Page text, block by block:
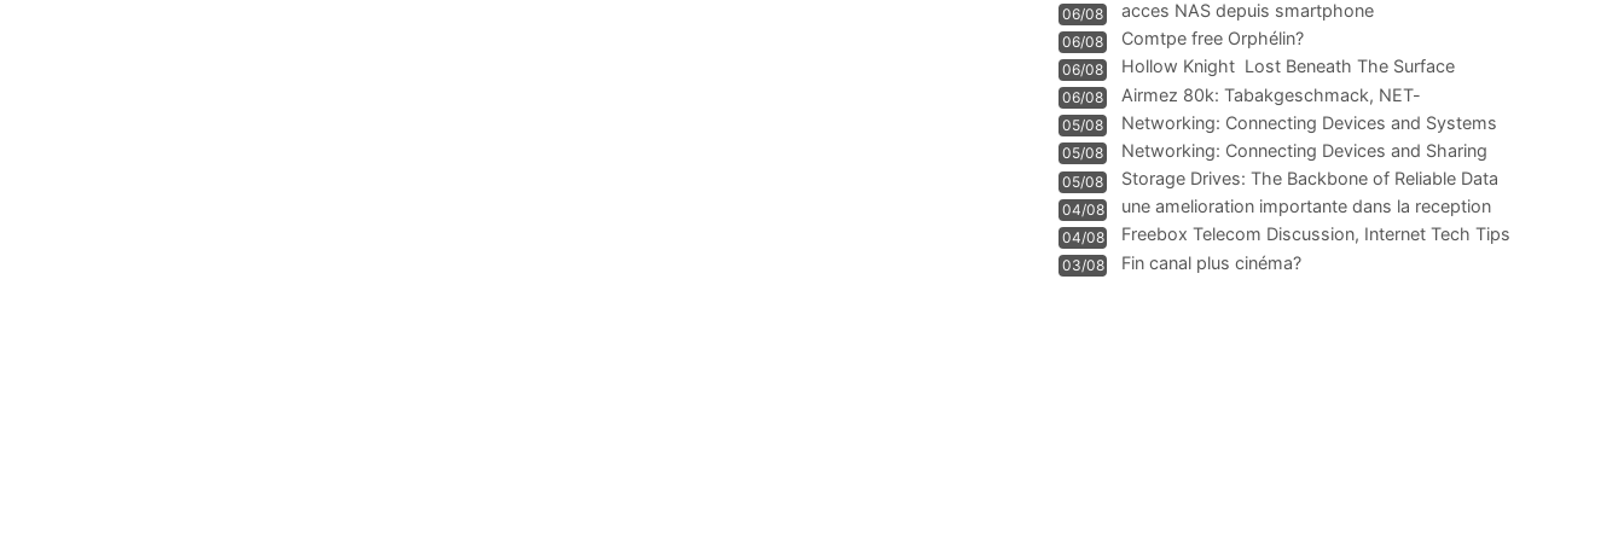
06/08 acces NAS depuis smartphone
06/08 Comtpe free Orphélin?
06/08 Hollow Knight  Lost Beneath The Surface
06/08
Airmez 80k: Tabakgeschmack, NET-
Technologie und Leistung im
05/08 Networking: Connecting Devices and Systems
05/08
Networking: Connecting Devices and Sharing
Information
05/08
Storage Drives: The Backbone of Reliable Data
Management
04/08
une amelioration importante dans la reception
WIFI
04/08
Freebox Telecom Discussion, Internet Tech Tips
Communi
03/08 Fin canal plus cinéma?